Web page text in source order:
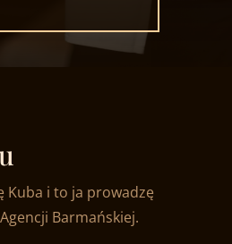
Kuba i to ja prowadzę
Barmańskiej.